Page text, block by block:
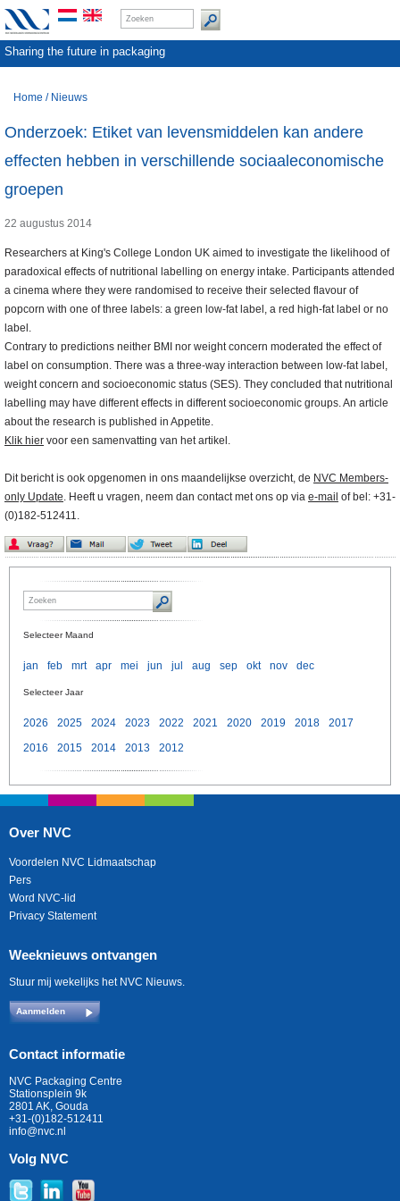
Sharing the future in packaging
Home / Nieuws
Onderzoek: Etiket van levensmiddelen kan andere
effecten hebben in verschillende sociaaleconomische
groepen
22 augustus 2014
Researchers at King's College London UK aimed to investigate the likelihood of
paradoxical effects of nutritional labelling on energy intake. Participants attended
a cinema where they were randomised to receive their selected flavour of
popcorn with one of three labels: a green low-fat label, a red high-fat label or no
label.
Contrary to predictions neither BMI nor weight concern moderated the effect of
label on consumption. There was a three-way interaction between low-fat label,
weight concern and socioeconomic status (SES). They concluded that nutritional
labelling may have different effects in different socioeconomic groups. An article
about the research is published in Appetite.
Klik hier voor een samenvatting van het artikel.
Dit bericht is ook opgenomen in ons maandelijkse overzicht, de NVC Members-
only Update. Heeft u vragen, neem dan contact met ons op via e-mail of bel: +31-
(0)182-512411.
Selecteer Maand
jan feb mrt apr mei jun jul aug sep okt nov dec
Selecteer Jaar
2026 2025 2024 2023 2022 2021 2020 2019 2018
2017
2016
2015 2014 2013 2012
Over NVC
Voordelen NVC Lidmaatschap
Pers
Word NVC-lid
Privacy Statement
Weeknieuws ontvangen
Stuur mij wekelijks het NVC Nieuws.
Aanmelden
Contact informatie
NVC Packaging Centre
Stationsplein 9k
2801 AK, Gouda
+31-(0)182-512411
info@nvc.nl
Volg NVC